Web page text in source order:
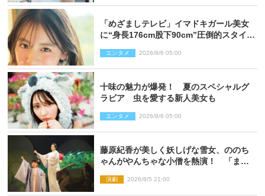
「めざましテレビ」イマドキガール美女
に“身長176cm股下90cm”圧倒的スタイル
エンタメ 2026/8/6 05:00
十味の魅力が爆発！ 夏のスペシャルグ
ラビア 虫を愛する新人美女も
エンタメ 2026/8/6 05:00
藤原紀香が美しく妖しげな雪女、ののち
ゃんがやんちゃな小僧を熱演！ 「まん
演劇 2026/8/5 21:00